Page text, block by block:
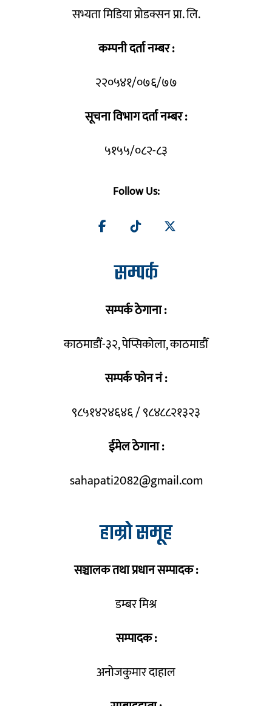
सभ्यता मिडिया प्रोडक्सन प्रा. लि.
कम्पनी दर्ता नम्बर :
२२०५४१/०७६/७७
सूचना विभाग दर्ता नम्बर :
५१५५/०८२-८३
Follow Us:
सम्पर्क
सम्पर्क ठेगाना :
काठमाडौँ-३२, पेप्सिकोला, काठमाडौँ
सम्पर्क फोन नं :
९८५१४२४६४६ / ९८४८८२१३२३
ईमेल ठेगाना :
sahapati2082@gmail.com
हाम्रो समूह
सञ्चालक तथा प्रधान सम्पादक :
डम्बर मिश्र
सम्पादक :
अनोजकुमार दाहाल